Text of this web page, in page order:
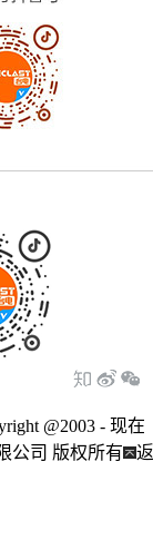
@2003 - 现在
公司 版权所有